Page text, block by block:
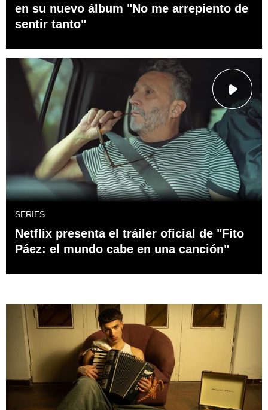
en su nuevo álbum "No me arrepiento de
sentir tanto"
SERIES
Netflix presenta el tráiler oficial de "Fito
Páez: el mundo cabe en una canción"